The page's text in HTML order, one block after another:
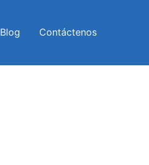
Blog Contáctenos